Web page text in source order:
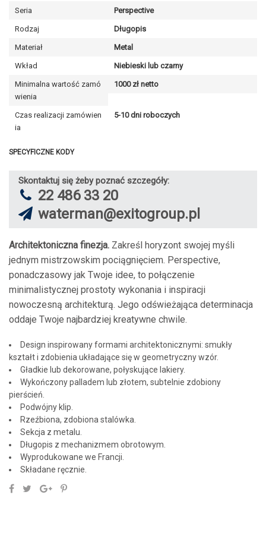
Seria Perspective
Rodzaj Długopis
Materiał Metal
Wkład Niebieski lub czarny
Minimalna wartość zamó
wienia
1000 zł netto
Czas realizacji zamówien
ia
5-10 dni roboczych
SPECYFICZNE KODY
Skontaktuj się żeby poznać szczegóły:
22 486 33 20
waterman@exitogroup.pl
Architektoniczna finezja. Zakreśl horyzont swojej myśli
jednym mistrzowskim pociągnięciem. Perspective,
ponadczasowy jak Twoje idee, to połączenie
minimalistycznej prostoty wykonania i inspiracji
nowoczesną architekturą. Jego odświeżająca determinacja
oddaje Twoje najbardziej kreatywne chwile.
Design inspirowany formami architektonicznymi: smukły
kształt i zdobienia układające się w geometryczny wzór.
Gładkie lub dekorowane, połyskujące lakiery.
Wykończony palladem lub złotem, subtelnie zdobiony
pierścień.
Podwójny klip.
Rzeźbiona, zdobiona stalówka.
Sekcja z metalu.
Długopis z mechanizmem obrotowym.
Wyprodukowane we Francji.
Składane ręcznie.